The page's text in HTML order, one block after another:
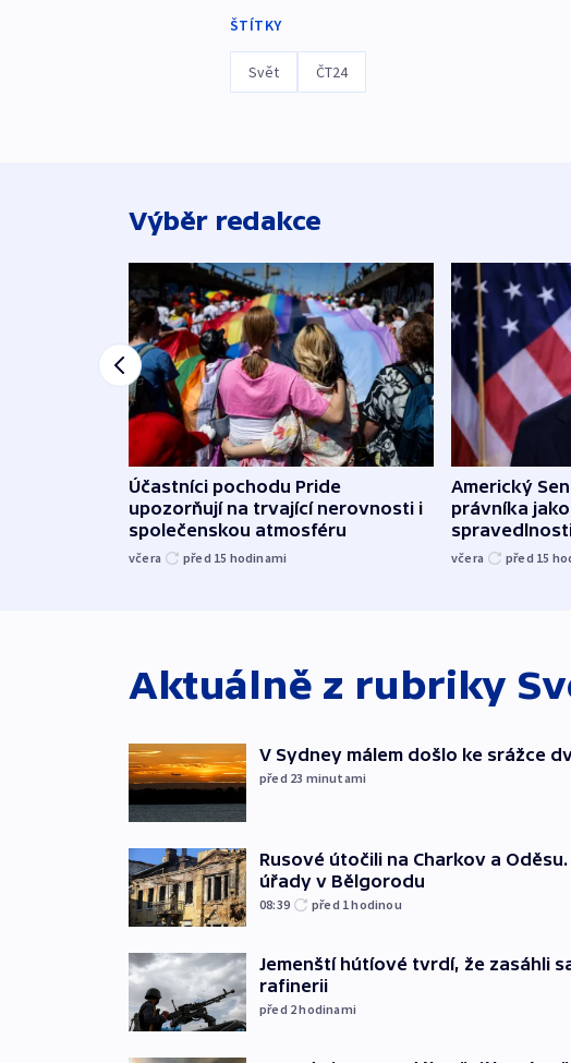
ŠTÍTKY
Svět ČT24
Výběr redakce
Účastníci pochodu Pride
upozorňují na trvající nerovnosti i
společenskou atmosféru
včera před 15 hodinami
Americký
právníka
včera před 15
Aktuálně z rubriky
V Sydney málem došlo ke srážce
před 23 minutami
Rusové útočili na Charkov a
úřady v Bělgorodu
08:39 před 1hodinou
Jemenští hútíové tvrdí, že zasáhli
rafinerii
před 2hodinami